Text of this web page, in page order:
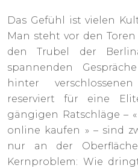
Das Gefühl ist vielen
Man steht vor den
den Trubel der
spannenden
hinter
reserviert für eine
gängigen Ratschläge –
online kaufen » – sind
nur an der
Kernproblem: Wie